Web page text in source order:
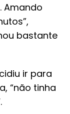
Amando
bastante
ir para
“não tinha